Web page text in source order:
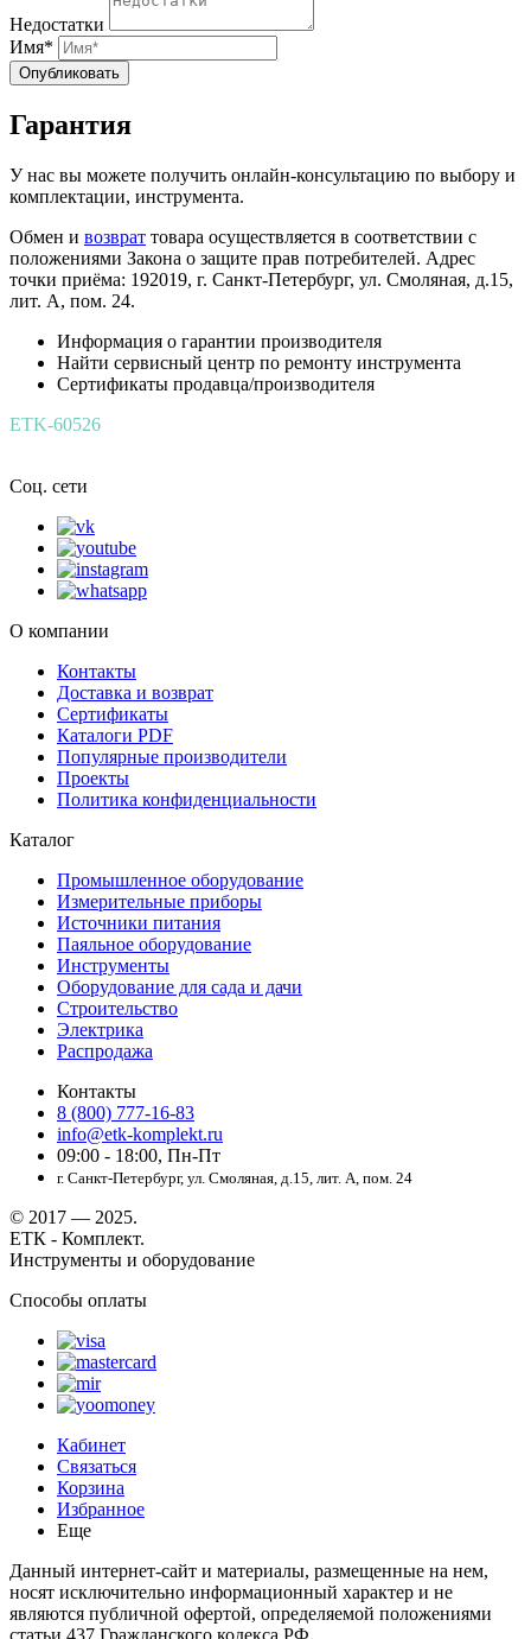
Недостатки
Имя*
Опубликовать
Гарантия
У нас вы можете получить онлайн-консультацию по выбору и
комплектации, инструмента.
Обмен и возврат товара осуществляется в соответствии с
положениями Закона о защите прав потребителей. Адрес
точки приёма: 192019, г. Санкт-Петербург, ул. Смоляная, д.15,
лит. А, пом. 24.
Информация о гарантии производителя
Найти сервисный центр по ремонту инструмента
Сертификаты продавца/производителя
ETK-60526
Соц. сети
О компании
Контакты
Доставка и возврат
Сертификаты
Каталоги PDF
Популярные производители
Проекты
Политика конфиденциальности
Каталог
Промышленное оборудование
Измерительные приборы
Источники питания
Паяльное оборудование
Инструменты
Оборудование для сада и дачи
Строительство
Электрика
Распродажа
Контакты
8 (800) 777-16-83
info@etk-komplekt.ru
09:00 - 18:00, Пн-Пт
г. Санкт-Петербург, ул. Смоляная, д.15, лит. А, пом. 24
© 2017 — 2025.
ЕТК - Комплект.
Инструменты и оборудование
Способы оплаты
Кабинет
Связаться
Корзина
Избранное
Еще
Данный интернет-сайт и материалы, размещенные на нем,
носят исключительно информационный характер и не
являются публичной офертой, определяемой положениями
статьи 437 Гражданского кодекса РФ.